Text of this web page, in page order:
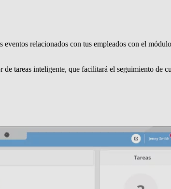
relacionados con tus empleados con el
tareas inteligente, que facilitará el seguimiento de